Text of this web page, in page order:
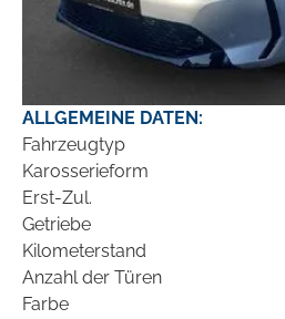
ALLGEMEINE DATEN:
Fahrzeugtyp
Karosserieform
Erst-Zul.
Getriebe
Kilometerstand
Anzahl der Türen
Farbe